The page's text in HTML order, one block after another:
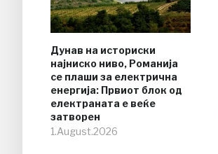
Дунав на историски
најниско ниво, Романија
се плаши за електрична
енергија: Првиот блок од
електраната е веќе
затворен
1.August.2026